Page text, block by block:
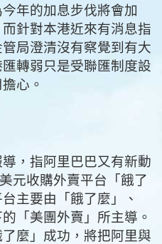
年的加息步伐將會加
針對本港近來有消息指
局澄清沒有察覺到有大
轉弱只是受聯匯制度設
心。
，指阿里巴巴又有新動
元收購外賣平台「餓了
主要由「餓了麼」、
「美團外賣」所主導。
麼」成功，將把阿里與